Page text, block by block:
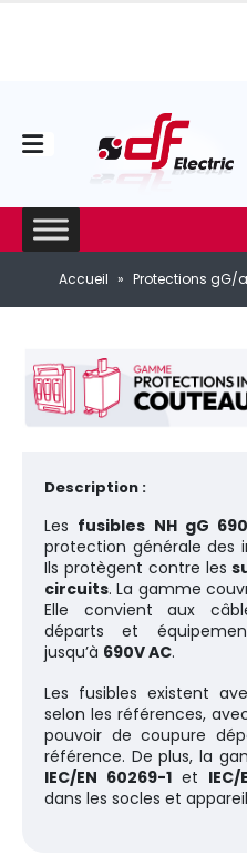
Accueil » Protections gG/
Description :
Les fusibles NH gG
protection générale des
Ils protègent contre les
circuits. La gamme
Elle convient aux
départs et
jusqu’à 690V AC.
Les fusibles existent
selon les références,
pouvoir de coupure
référence. De plus, la
IEC/EN 60269-1et
dans les socles et